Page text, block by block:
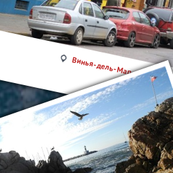
Винья-дель-Мар